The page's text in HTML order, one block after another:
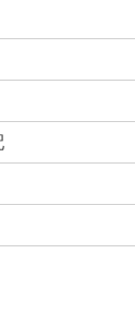
拋棄式漸進隱
就鏡片位置，
眼鏡則透過鏡
近的景物，其